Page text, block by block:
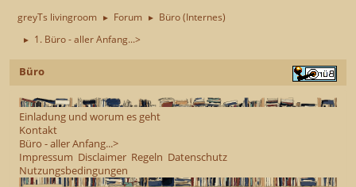
greyTs livingroom ► Forum ► Büro (Internes)
► 1. Büro - aller Anfang...>
Büro
Einladung und worum es geht
Kontakt
Büro - aller Anfang...>
Impressum Disclaimer Regeln Datenschutz
Nutzungsbedingungen